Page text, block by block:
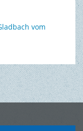
vom